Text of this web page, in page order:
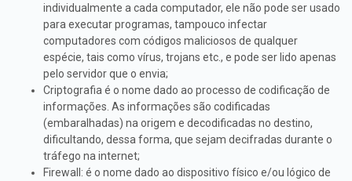
individualmente a cada computador, ele não pode ser usado
para executar programas, tampouco infectar
computadores com códigos maliciosos de qualquer
espécie, tais como vírus, trojans etc., e pode ser lido apenas
pelo servidor que o envia;
Criptografia é o nome dado ao processo de codificação de
informações. As informações são codificadas
(embaralhadas) na origem e decodificadas no destino,
dificultando, dessa forma, que sejam decifradas durante o
tráfego na internet;
Firewall: é o nome dado ao dispositivo físico e/ou lógico de